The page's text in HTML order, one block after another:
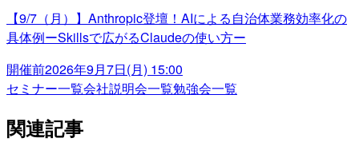
【9/7（月）】Anthropic登壇！AIによる自治体業務効率化の
具体例ーSkillsで広がるClaudeの使い方ー
開催前2026年9月7日(月) 15:00
セミナー一覧会社説明会一覧勉強会一覧
関連記事